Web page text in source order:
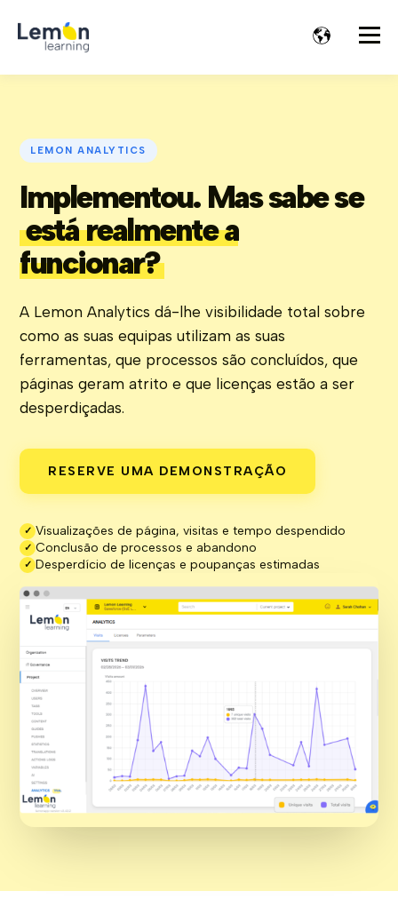
LEMON ANALYTICS
Implementou. Mas sabe se
está realmente a
funcionar?
A Lemon Analytics dá-lhe visibilidade total sobre
como as suas equipas utilizam as suas
ferramentas, que processos são concluídos, que
páginas geram atrito e que licenças estão a ser
desperdiçadas.
RESERVE UMA DEMONSTRAÇÃO
✓ Visualizações de página, visitas e tempo despendido
✓ Conclusão de processos e abandono
✓ Desperdício de licenças e poupanças estimadas